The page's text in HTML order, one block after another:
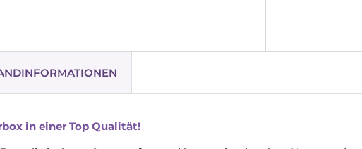
in einer Top Qualität!